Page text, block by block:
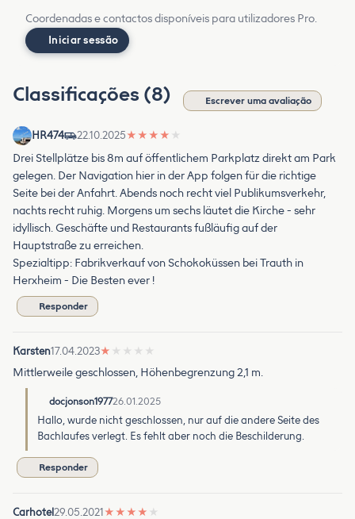
Coordenadas e contactos disponíveis para utilizadores Pro.
Iniciar sessão
Classificações (8) Escrever uma avaliação
HR474 22.10.2025★ ★ ★ ★ ★
Drei Stellplätze bis 8m auf öffentlichem Parkplatz direkt am Park
gelegen. Der Navigation hier in der App folgen für die richtige
Seite bei der Anfahrt. Abends noch recht viel Publikumsverkehr,
nachts recht ruhig. Morgens um sechs läutet die Kirche - sehr
idyllisch. Geschäfte und Restaurants fußläufig auf der
Hauptstraße zu erreichen.
Spezialtipp: Fabrikverkauf von Schokoküssen bei Trauth in
Herxheim - Die Besten ever !
Responder
Karsten17.04.2023★ ★ ★ ★ ★
Mittlerweile geschlossen, Höhenbegrenzung 2,1 m.
docjonson197726.01.2025
Hallo, wurde nicht geschlossen, nur auf die andere Seite des
Bachlaufes verlegt. Es fehlt aber noch die Beschilderung.
Responder
Carhotel29.05.2021★ ★ ★ ★ ★